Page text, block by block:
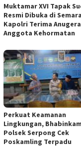
Muktamar XVI Tapak
Resmi Dibuka di
Kapolri Terima
Anggota Kehormatan
Perkuat Keamanan
Lingkungan,
Polsek Serpong Cek
Poskamling Terpadu